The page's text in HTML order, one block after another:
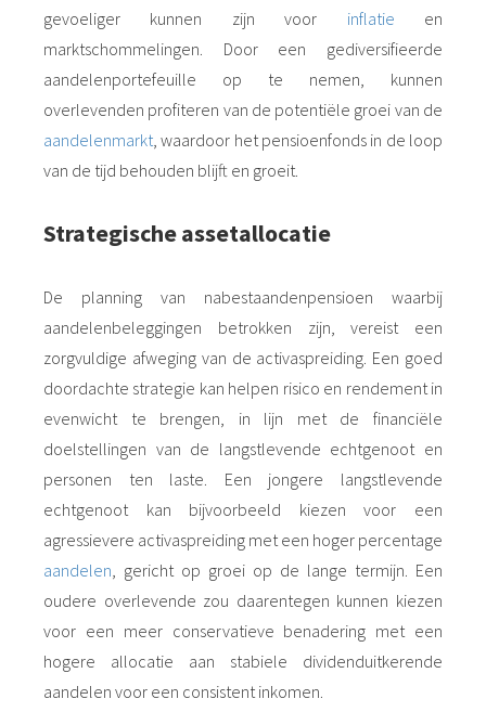
gevoeliger kunnen zijn voor inflatie en
marktschommelingen. Door een gediversifieerde
aandelenportefeuille op te nemen, kunnen
overlevenden profiteren van de potentiële groei van de
aandelenmarkt , waardoor het pensioenfonds in de loop
van de tijd behouden blijft en groeit.
Strategische assetallocatie
De planning van nabestaandenpensioen waarbij
aandelenbeleggingen betrokken zijn, vereist een
zorgvuldige afweging van de activaspreiding. Een goed
doordachte strategie kan helpen risico en rendement in
evenwicht te brengen, in lijn met de financiële
doelstellingen van de langstlevende echtgenoot en
personen ten laste. Een jongere langstlevende
echtgenoot kan bijvoorbeeld kiezen voor een
agressievere activaspreiding met een hoger percentage
aandelen , gericht op groei op de lange termijn. Een
oudere overlevende zou daarentegen kunnen kiezen
voor een meer conservatieve benadering met een
hogere allocatie aan stabiele dividenduitkerende
aandelen voor een consistent inkomen.